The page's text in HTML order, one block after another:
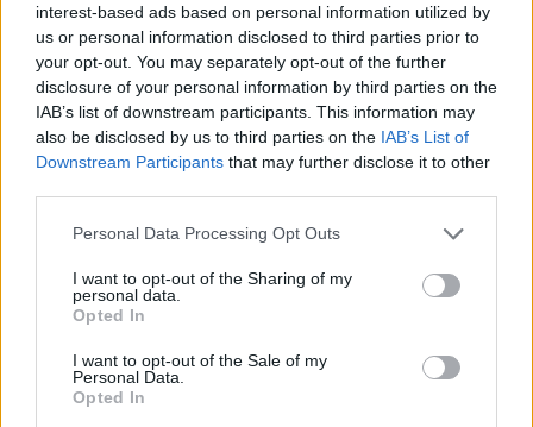
interest-based ads based on personal information utilized by
us or personal information disclosed to third parties prior to
your opt-out. You may separately opt-out of the further
disclosure of your personal information by third parties on the
IAB’s list of downstream participants. This information may
also be disclosed by us to third parties on the IAB’s List of
Downstream Participants that may further disclose it to other
Personal Data Processing Opt Outs
I want to opt-out of the Sharing of my
personal data.
Opted In
I want to opt-out of the Sale of my
Personal Data.
Opted In
az előbb-utóbb elkerülhetetlen fellendülést. A piac vegyes
képet mutat, mivel néhány helyszín - különösen a jól
kigondolt stratégiával rendelkező, jó elhelyezkedésű
projektek - fejlődik, sőt akár virágzik is, míg más
bevásárlóközpontok még mindig szenvednek a válság
hatásaitól." - mondta Koroknai Szabolcs...
KEDVES OLVASÓNK!
A keresett cikk a portfolio.hu hírarchívumához
tartozik, melynek olvasása előfizetéses
Az előfizetés a következőket tartalmazza:
Portfolio.hu teljes cikkarchívum